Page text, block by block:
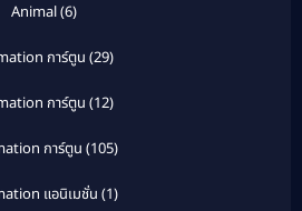
Animal(6)
การ์ตูน (29)
การ์ตูน (12)
การ์ตูน (105)
แอนิเมชั่น (1)